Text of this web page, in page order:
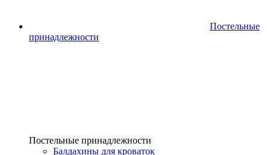
Постельные
принадлежности
Постельные принадлежности
Балдахины для кроваток